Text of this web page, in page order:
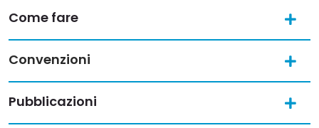
Come fare
Convenzioni
Pubblicazioni